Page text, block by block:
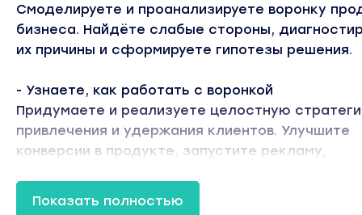
Смоделируете и проанализируете воронку
бизнеса. Найдёте слабые стороны,
их причины и сформируете гипотезы решения.
- Узнаете, как работать с воронкой
Придумаете и реализуете целостную
привлечения и удержания клиентов. Улучшите
конверсии в продукте, запустите рекламу,
Показать полностью